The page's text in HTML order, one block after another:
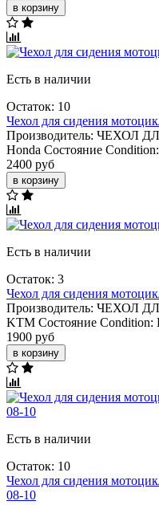
в корзину
Есть в наличии
Остаток: 10
Чехол для сидения
Производитель: ЧЕХОЛ
Honda Состояние Condition:
2400 руб
в корзину
Есть в наличии
Остаток: 3
Чехол для сидения
Производитель: ЧЕХОЛ
KTM Состояние Condition:
1900 руб
в корзину
Есть в наличии
Остаток: 10
Чехол для сидения
08-10